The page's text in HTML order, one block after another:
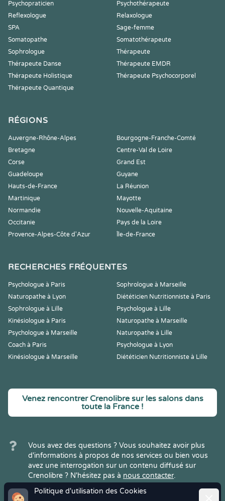
Politique d'utilisation des Cookies
Psychopraticien
Psychothérapeute
Reflexologue
Relaxologue
SPA
Sage-femme
Somatopathe
Somatothérapeute
Sophrologue
Thérapeute
Thérapeute Danse
Thérapeute EMDR
Thérapeute Holistique
Thérapeute Psychocorporel
Thérapeute Quantique
RÉGIONS
Auvergne-Rhône-Alpes
Bourgogne-Franche-Comté
Bretagne
Centre-Val de Loire
Corse
Grand Est
Guadeloupe
Guyane
Hauts-de-France
La Réunion
Martinique
Mayotte
Normandie
Nouvelle-Aquitaine
Occitanie
Pays de la Loire
Provence-Alpes-Côte d'Azur
Île-de-France
RECHERCHES FRÉQUENTES
Psychologue à Paris
Sophrologue à Marseille
Naturopathe à Lyon
Diététicien Nutritionniste à Paris
Sophrologue à Lille
Psychologue à Lille
Kinésiologue à Paris
Naturopathe à Marseille
Psychologue à Marseille
Naturopathe à Lille
Coach à Paris
Psychologue à Lyon
Kinésiologue à Marseille
Diététicien Nutritionniste à Lille
Venez rencontrer Crenolibre sur les salons dans
toute la France !
Vous avez des questions ? Vous souhaitez avoir plus
d'informations à propos de nos services ou bien vous
avez une interrogation sur un contenu diffusé sur
Crenolibre ? N'hésitez pas à nous contacter.